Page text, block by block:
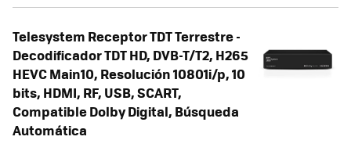
Telesystem Receptor TDT Terrestre -
Decodificador TDT HD, DVB-T/T2, H265
HEVC Main10, Resolución 10801i/p, 10
bits, HDMI, RF, USB, SCART,
Compatible Dolby Digital, Búsqueda
Automática